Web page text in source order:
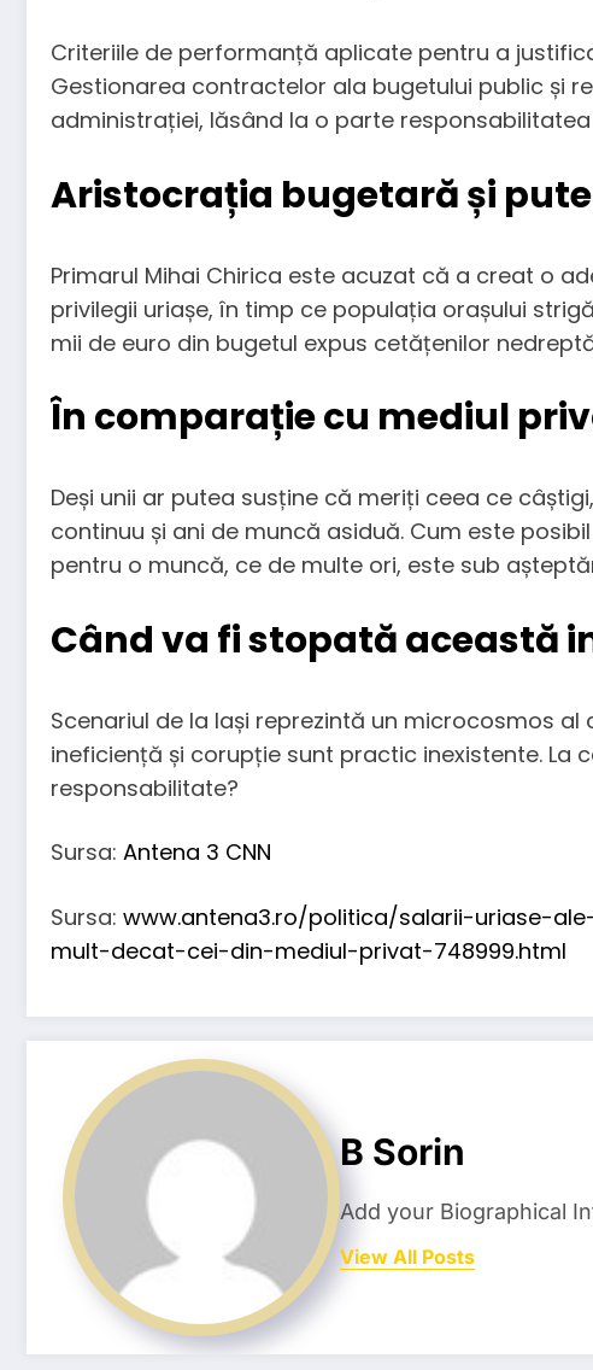
Criteriile de performanță aplicate pentru a
Gestionarea contractelor ala bugetului public și
administrației, lăsând la o parte
Aristocrația bugetară și
Primarul Mihai Chirica este acuzat că a creat o
privilegii uriașe, în timp ce populația orașului
mii de euro din bugetul expus cetățenilor
În comparație cu mediul
Deși unii ar putea susține că meriți ceea ce
continuu și ani de muncă asiduă. Cum este
pentru o muncă, ce de multe ori, este sub
Când va fi stopată această
Scenariul de la Iași reprezintă un microcosmos
ineficiență și corupție sunt practic inexistente. La
responsabilitate?
Sursa: Antena 3 CNN
Sursa: www.antena3.ro/politica/salarii-uriase-
mult-decat-cei-din-mediul-privat-748999.html
B Sorin
Add your Biographical
View All Posts